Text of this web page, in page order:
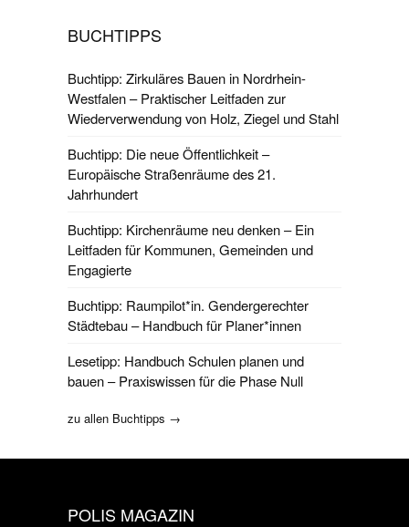
BUCHTIPPS
Buchtipp: Zirkuläres Bauen in Nordrhein-
Westfalen – Praktischer Leitfaden zur
Wiederverwendung von Holz, Ziegel und Stahl
Buchtipp: Die neue Öffentlichkeit –
Europäische Straßenräume des 21.
Jahrhundert
Buchtipp: Kirchenräume neu denken – Ein
Leitfaden für Kommunen, Gemeinden und
Engagierte
Buchtipp: Raumpilot*in. Gendergerechter
Städtebau – Handbuch für Planer*innen
Lesetipp: Handbuch Schulen planen und
bauen – Praxiswissen für die Phase Null
zu allen Buchtipps →
POLIS MAGAZIN